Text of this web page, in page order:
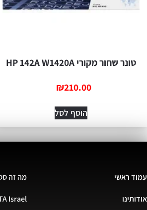
‏טונר שחור מקורי HP 142A W1420A
₪210.00
הוסף לסל
עמוד ראשי
אודותינו
מה זה
Israel